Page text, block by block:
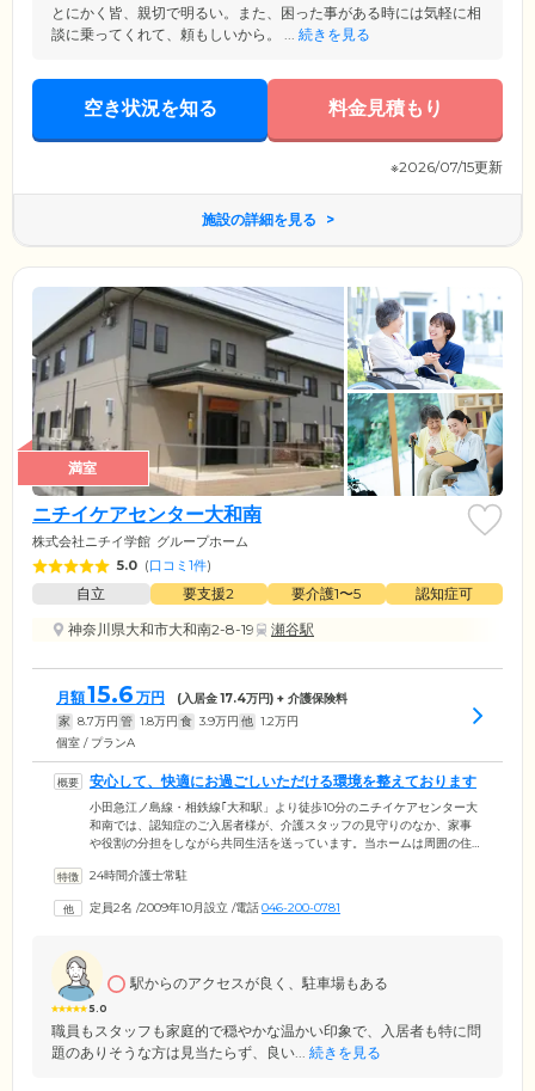
とにかく皆、親切で明るい。また、困った事がある時には気軽に相
談に乗ってくれて、頼もしいから。 ... 続きを見る
空き状況を知る 料金見積もり
※2026/07/15更新
施設の詳細を見る
満室
ニチイケアセンター大和南
株式会社ニチイ学館 グループホーム
5.0 (口コミ1件)
自立 要支援2 要介護1〜5
認知症可
神奈川県大和市大和南2-8-19
瀬谷駅
月額15.6 万円 (入居金17.4万円) + 介護保険料
家 8.7万円 管 1.8万円 食 3.9万円 他 1.2万円
個室 / プランA
安心して、快適にお過ごしいただける環境を整えております
小田急江ノ島線・相鉄線｢大和駅」より徒歩10分のニチイケアセンター大
和南では、認知症のご入居者様が、介護スタッフの見守りのなか、家事
や役割の分担をしながら共同生活を送っています。当ホームは周囲の住
点となるお部屋はプライバシーに配慮した個室のため、ご自分らしい空
ある空間をご用意。ご入居者様同士での会話を楽しんだり、趣味に没頭
24時間介護士常駐
定員2名 /2009年10月設立 /電話046-200-0781
5.0
駅からのアクセスが良く、駐車場もある
職員もスタッフも家庭的で穏やかな温かい印象で、入居者も特に問
題のありそうな方は見当たらず、良い... 続きを見る